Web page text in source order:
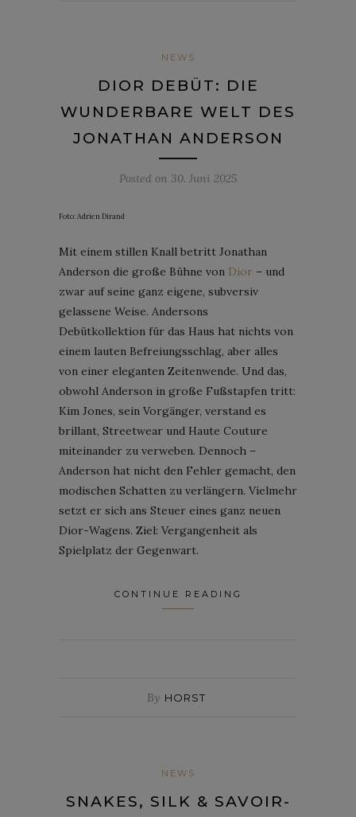
NEWS
DIOR DEBÜT: DIE
WUNDERBARE WELT DES
JONATHAN ANDERSON
Posted on 30. Juni 2025
Foto: Adrien Dirand
Mit einem stillen Knall betritt Jonathan
Anderson die große Bühne von Dior – und
zwar auf seine ganz eigene, subversiv
gelassene Weise. Andersons
Debütkollektion für das Haus hat nichts von
einem lauten Befreiungsschlag, aber alles
von einer eleganten Zeitenwende. Und das,
obwohl Anderson in große Fußstapfen tritt:
Kim Jones, sein Vorgänger, verstand es
brillant, Streetwear und Haute Couture
miteinander zu verweben. Dennoch –
Anderson hat nicht den Fehler gemacht, den
modischen Schatten zu verlängern. Vielmehr
setzt er sich ans Steuer eines ganz neuen
Dior-Wagens. Ziel: Vergangenheit als
Spielplatz der Gegenwart.
CONTINUE READING
By HORST
NEWS
SNAKES, SILK & SAVOIR-